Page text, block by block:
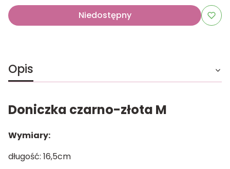
Niedostępny
Opis
Doniczka czarno-złota M
Wymiary:
długość: 16,5cm